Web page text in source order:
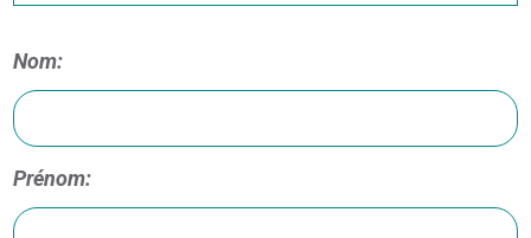
Nom:
Prénom: